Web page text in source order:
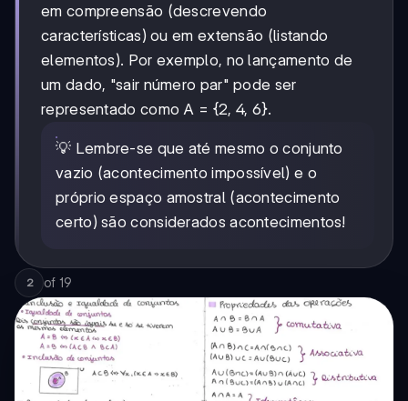
em compreensão (descrevendo
características) ou em extensão (listando
elementos). Por exemplo, no lançamento de
um dado, "sair número par" pode ser
representado como A = {2, 4, 6}.
💡 Lembre-se que até mesmo o conjunto
vazio (acontecimento impossível) e o
próprio espaço amostral (acontecimento
certo) são considerados acontecimentos!
2 of 19